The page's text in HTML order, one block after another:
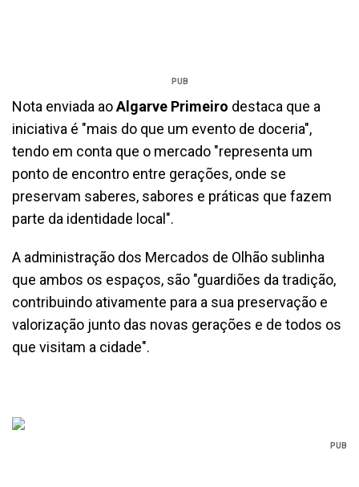
PUB
Nota enviada aoAlgarve Primeiro destaca que a
iniciativa é "mais do que um evento de doceria",
tendo em conta que o mercado "representa um
ponto de encontro entre gerações, onde se
preservam saberes, sabores e práticas que fazem
parte da identidade local".
A administração dos Mercados de Olhão sublinha
que ambos os espaços, são "guardiões da tradição,
contribuindo ativamente para a sua preservação e
valorização junto das novas gerações e de todos os
que visitam a cidade".
PUB